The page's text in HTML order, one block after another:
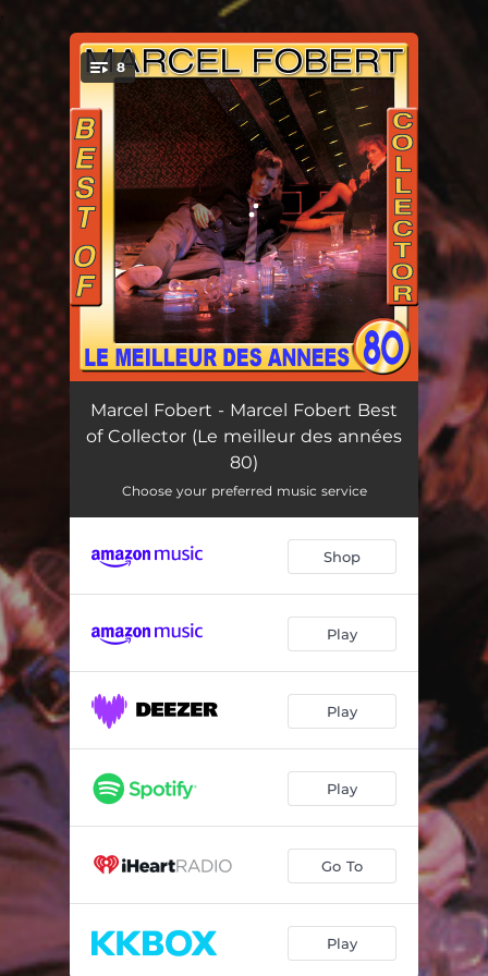
You're all set!
8
Rap folie - Version originale 1984 03:57
Quelle folie la nuit - Version originale 1989 03:37
Rap folie - Fabrice Potec Single Mix 2010 03:02
Rap folie - Maxi Instrumental 06:47
Rap folie - Maxi Discomix 1984 06:45
Rap folie - Fabrice Potec Extended Club Mix 2010 08:06
Marcel Fobert - Marcel Fobert Best
of Collector (Le meilleur des années
80)
Choose your preferred music service
Shop
Play
Play
Play
Go To
Play